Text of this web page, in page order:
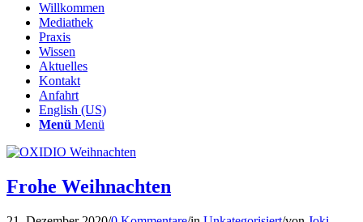
Willkommen
Mediathek
Praxis
Wissen
Aktuelles
Kontakt
Anfahrt
English (US)
Menü Menü
Frohe Weihnachten